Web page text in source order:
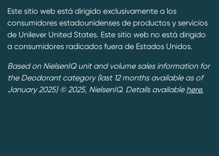
Este sitio web está dirigido exclusivamente a los
consumidores estadounidenses de productos y servicios
de Unilever United States. Este sitio web no está dirigido
a consumidores radicados fuera de Estados Unidos.
Based on NielsenIQ unit and volume sales information for
the Deodorant category (last 12 months available as of
January 2025) © 2025, NielsenIQ. Details available here.